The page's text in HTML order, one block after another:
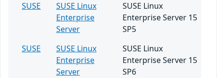
SUSE
SUSE Linux
Enterprise
Server
SUSE Linux
Enterprise Server 15
SP5
SUSE
SUSE Linux
Enterprise
Server
SUSE Linux
Enterprise Server 15
SP6